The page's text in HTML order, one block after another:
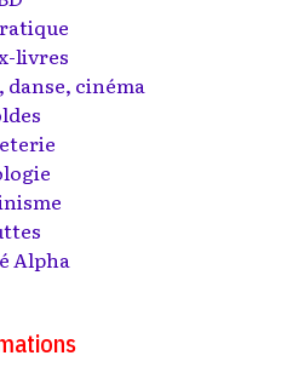
livres
cinéma
Alpha